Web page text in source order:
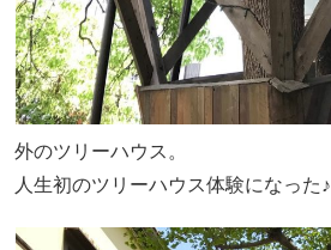
外のツリーハウス。
人生初のツリーハウス体験になった♪